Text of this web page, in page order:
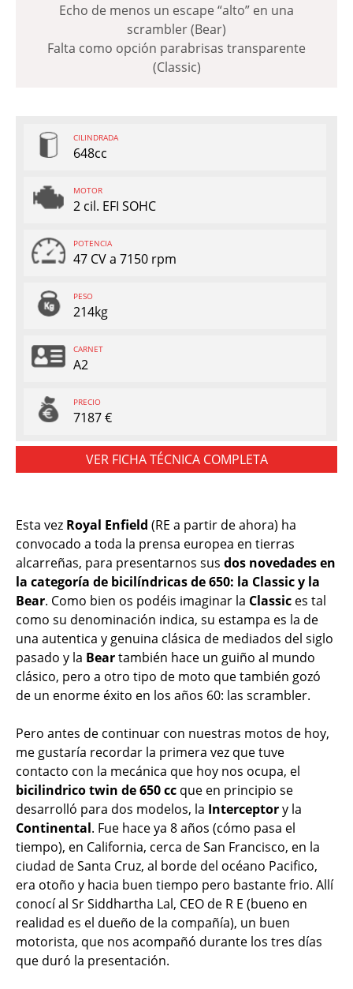
Echo de menos un escape “alto” en una
scrambler (Bear)
Falta como opción parabrisas transparente
(Classic)
CILINDRADA
648cc
MOTOR
2 cil. EFI SOHC
POTENCIA
47 CV a 7150 rpm
PESO
214kg
CARNET
A2
PRECIO
7187 €
VER FICHA TÉCNICA COMPLETA
Esta vez Royal Enfield (RE a partir de ahora) ha
convocado a toda la prensa europea en tierras
alcarreñas, para presentarnos sus dos novedades en
la categoría de bicilíndricas de 650: la Classic y la
Bear. Como bien os podéis imaginar la Classic es tal
como su denominación indica, su estampa es la de
una autentica y genuina clásica de mediados del siglo
pasado y la Beartambién hace un guiño al mundo
clásico, pero a otro tipo de moto que también gozó
de un enorme éxito en los años 60: las scrambler.
Pero antes de continuar con nuestras motos de hoy,
me gustaría recordar la primera vez que tuve
contacto con la mecánica que hoy nos ocupa, el
bicilindrico twin de 650 cc que en principio se
desarrolló para dos modelos, la Interceptory la
Continental. Fue hace ya 8 años (cómo pasa el
tiempo), en California, cerca de San Francisco, en la
ciudad de Santa Cruz, al borde del océano Pacifico,
era otoño y hacia buen tiempo pero bastante frio. Allí
conocí al Sr Siddhartha Lal, CEO de R E (bueno en
realidad es el dueño de la compañía), un buen
motorista, que nos acompañó durante los tres días
que duró la presentación.